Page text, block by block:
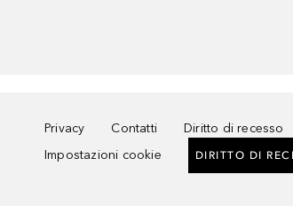
Privacy Contatti Diritto di recesso
Impostazioni cookie
DIRITTO DI